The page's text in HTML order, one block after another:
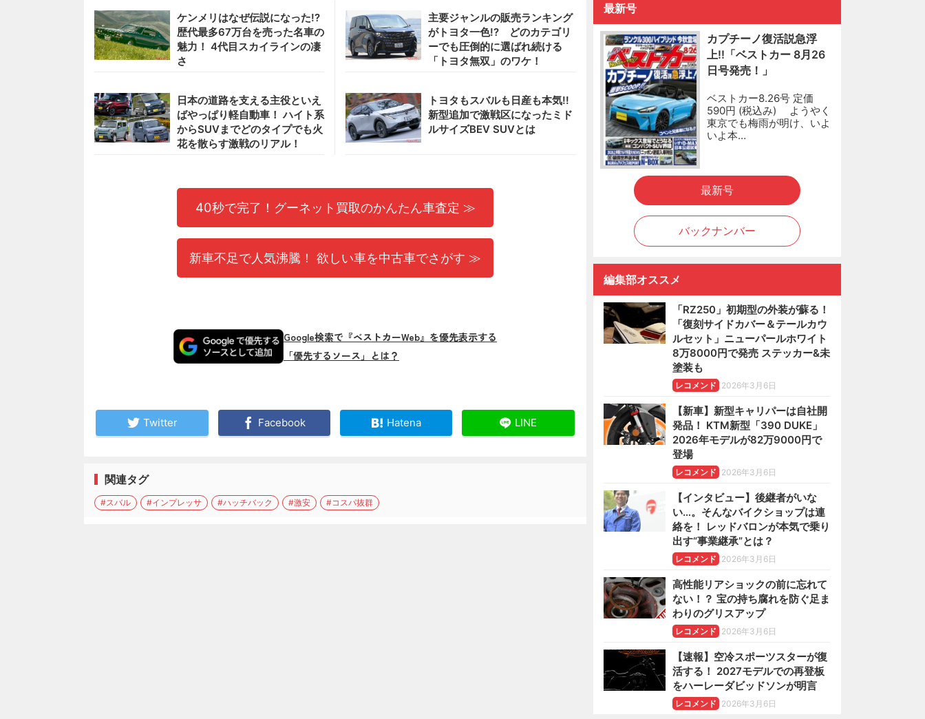
ケンメリはなぜ伝説になった!?
歴代最多67万台を売った名車の
魅力！ 4代目スカイラインの凄
さ
主要ジャンルの販売ランキング
がトヨタ一色!? どのカテゴリ
ーでも圧倒的に選ばれ続ける
「トヨタ無双」のワケ！
日本の道路を支える主役といえ
ばやっぱり軽自動車！ ハイト系
からSUVまでどのタイプでも火
花を散らす激戦のリアル！
トヨタもスバルも日産も本気!!
新型追加で激戦区になったミド
ルサイズBEV SUVとは
40秒で完了！グーネット買取のかんたん車査定 ≫
新車不足で人気沸騰！ 欲しい車を中古車でさがす ≫
Google検索で『ベストカーWeb』を優先表示する
「優先するソース」とは？
Twitter Facebook Hatena LINE
関連タグ
#スバル #インプレッサ #ハッチバック #激安 #コスパ抜群
最新号
カプチーノ復活説急浮
上!!「ベストカー 8月26
日号発売！」
ベストカー8.26号 定価
590円 (税込み) ようやく
東京でも梅雨が明け、いよ
いよ本…
最新号
バックナンバー
編集部オススメ
「RZ250」初期型の外装が蘇る！
「復刻サイドカバー＆テールカウ
ルセット」ニューパールホワイト
8万8000円で発売 ステッカー&未
塗装も
レコメンド 2026年3月6日
【新車】新型キャリパーは自社開
発品！ KTM新型「390 DUKE」
2026年モデルが82万9000円で
登場
レコメンド 2026年3月6日
【インタビュー】後継者がいな
い…。そんなバイクショップは連
絡を！ レッドバロンが本気で乗り
出す“事業継承”とは？
レコメンド 2026年3月6日
高性能リアショックの前に忘れて
ない！？ 宝の持ち腐れを防ぐ足ま
わりのグリスアップ
レコメンド 2026年3月6日
【速報】空冷スポーツスターが復
活する！ 2027モデルでの再登板
をハーレーダビッドソンが明言
レコメンド 2026年3月6日